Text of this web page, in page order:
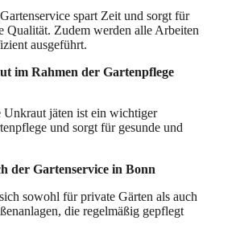
spart Zeit und sorgt für
Qualität. Zudem werden alle Arbeiten
ausgeführt.
im Rahmen der Gartenpflege
Unkraut jäten ist ein wichtiger
und sorgt für gesunde und
der Gartenservice in Bonn
sowohl für private Gärten als auch
die regelmäßig gepflegt